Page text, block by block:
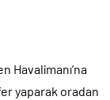
Havalimanı’na
yaparak oradan